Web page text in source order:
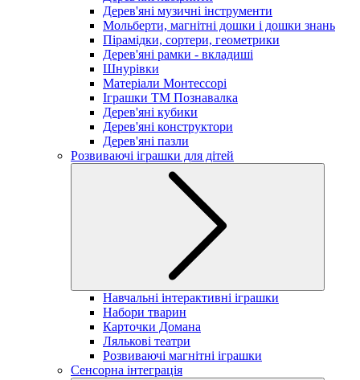
Дерев'яні музичні інструменти
Мольберти, магнітні дошки і дошки знань
Пірамідки, сортери, геометрики
Дерев'яні рамки - вкладиші
Шнурівки
Матеріали Монтессорі
Іграшки ТМ Познавалка
Дерев'яні кубики
Дерев'яні конструктори
Дерев'яні пазли
Розвиваючі іграшки для дітей
Навчальні інтерактивні іграшки
Набори тварин
Карточки Домана
Лялькові театри
Розвиваючі магнітні іграшки
Сенсорна інтеграція